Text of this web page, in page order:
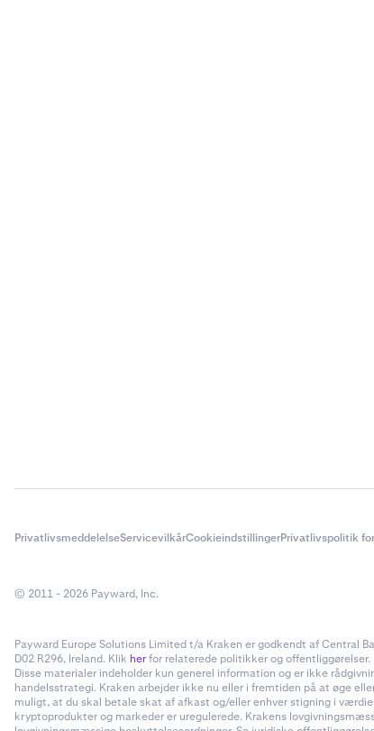
PrivatlivsmeddelelseServicevilkårCookieindstillingerPrivatlivspolitik
© 2011 - 2026 Payward, Inc.
Payward Europe Solutions Limited t/a Kraken er godkendt af Central
D02 R296, Ireland. Klik herfor relaterede politikker og offentliggørelser.
Disse materialer indeholder kun generel information og er ikke
handelsstrategi. Kraken arbejder ikke nu eller i fremtiden på at øge
muligt, at du skal betale skat af afkast og/eller enhver stigning i
kryptoprodukter og markeder er uregulerede. Krakens